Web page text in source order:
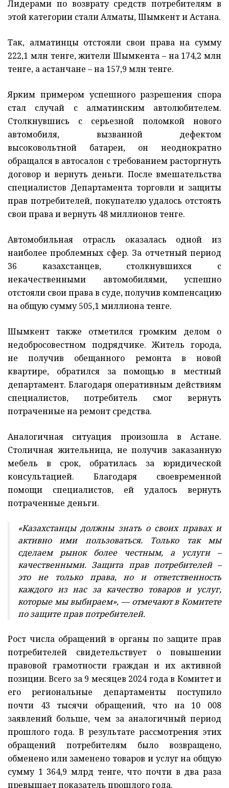
Лидерами по возврату средств потребителям в
этой категории стали Алматы, Шымкент и Астана.
Так, алматинцы отстояли свои права на сумму
222,1 млн тенге, жители Шымкента – на 174,2 млн
тенге, а астанчане – на 157,9 млн тенге.
Ярким примером успешного разрешения спора
стал случай с алматинским автолюбителем.
Столкнувшись с серьезной поломкой нового
автомобиля, вызванной дефектом
высоковольтной батареи, он неоднократно
обращался в автосалон с требованием расторгнуть
договор и вернуть деньги. После вмешательства
специалистов Департамента торговли и защиты
прав потребителей, покупателю удалось отстоять
свои права и вернуть 48 миллионов тенге.
Автомобильная отрасль оказалась одной из
наиболее проблемных сфер. За отчетный период
36 казахстанцев, столкнувшихся с
некачественными автомобилями, успешно
отстояли свои права в суде, получив компенсацию
на общую сумму 505,1 миллиона тенге.
Шымкент также отметился громким делом о
недобросовестном подрядчике. Житель города,
не получив обещанного ремонта в новой
квартире, обратился за помощью в местный
департамент. Благодаря оперативным действиям
специалистов, потребитель смог вернуть
потраченные на ремонт средства.
Аналогичная ситуация произошла в Астане.
Столичная жительница, не получив заказанную
мебель в срок, обратилась за юридической
консультацией. Благодаря своевременной
помощи специалистов, ей удалось вернуть
потраченные деньги.
«Казахстанцы должны знать о своих правах и
активно ими пользоваться. Только так мы
сделаем рынок более честным, а услуги –
качественными. Защита прав потребителей –
это не только права, но и ответственность
каждого из нас за качество товаров и услуг,
которые мы выбираем», — отмечают в Комитете
по защите прав потребителей.
Рост числа обращений в органы по защите прав
потребителей свидетельствует о повышении
правовой грамотности граждан и их активной
позиции. Всего за 9 месяцев 2024 года в Комитет и
его региональные департаменты поступило
почти 43 тысячи обращений, что на 10 008
заявлений больше, чем за аналогичный период
прошлого года. В результате рассмотрения этих
обращений потребителям было возвращено,
обменено или заменено товаров и услуг на общую
сумму 1 364,9 млрд тенге, что почти в два раза
превышает показатель прошлого года.